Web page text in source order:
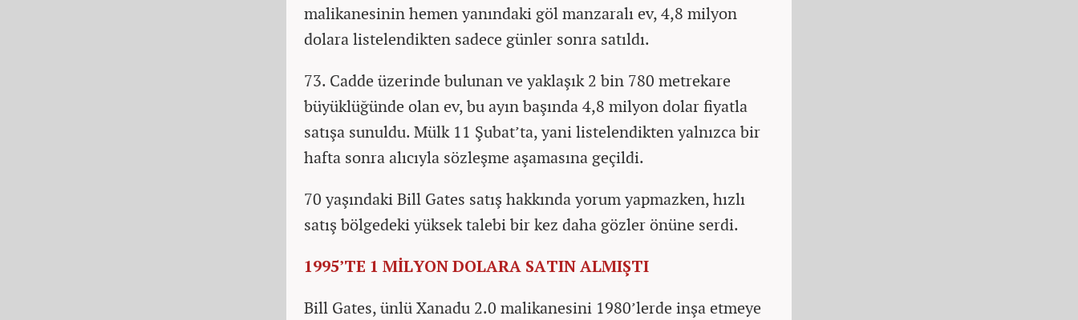
malikanesinin hemen yanındaki göl manzaralı ev, 4,8 milyon
dolara listelendikten sadece günler sonra satıldı.
73. Cadde üzerinde bulunan ve yaklaşık 2 bin 780 metrekare
büyüklüğünde olan ev, bu ayın başında 4,8 milyon dolar fiyatla
satışa sunuldu. Mülk 11 Şubat’ta, yani listelendikten yalnızca bir
hafta sonra alıcıyla sözleşme aşamasına geçildi.
70 yaşındaki Bill Gates satış hakkında yorum yapmazken, hızlı
satış bölgedeki yüksek talebi bir kez daha gözler önüne serdi.
1995’TE 1 MİLYON DOLARA SATIN ALMIŞTI
Bill Gates, ünlü Xanadu 2.0 malikanesini 1980’lerde inşa etmeye